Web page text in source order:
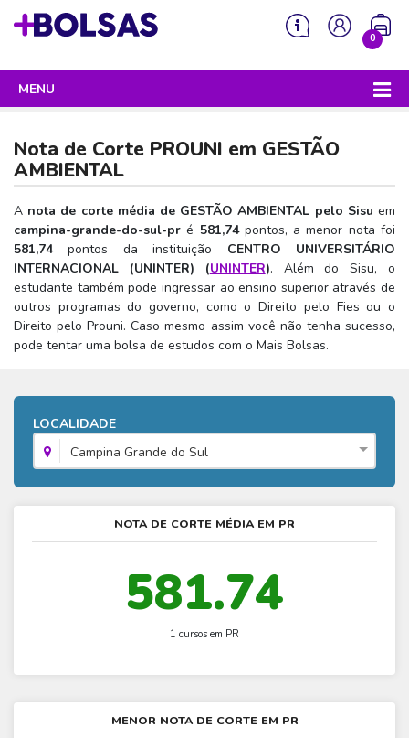
0
Sua mochila está vazia!
MENU
ENEM
Enem 2026 - Tudo o que você precisa saber
Enem – O que é
Enem – Quem pode fazer
Enem – Para que serve
Enem – Como se preparar
Enem – Cartilha redação
Hora do Enem – O que é
Enem – Gabarito oficial
SISU
Sisu 2026 – Tudo o que você precisa saber
SISU – O que é
SISU – Quem pode participar
SISU – Como se inscrever
SISU – Universidades participantes
SISU - Simulador
PROUNI
Prouni 2026 – Tudo o que você precisa saber
Prouni – O que é
Prouni – Quem pode participar
Prouni – Lista de espera
Prouni - Universidades participantes
Prouni – Simulador
FIES
Fies e P-Fies 2026 – Tudo o que você precisa saber
Fies – O que é
Fies – Como fazer a inscrição
Fies e Prouni – Diferença
Fies - Simulador
PRONATEC
SISUTEC
ENARE
Nota de Corte PROUNI em GESTÃO
AMBIENTAL
A nota de corte média de GESTÃO AMBIENTAL pelo Sisu em
campina-grande-do-sul-pr é 581,74pontos, a menor nota foi
581,74pontos da instituição CENTRO UNIVERSITÁRIO
INTERNACIONAL (UNINTER) (UNINTER). Além do Sisu, o
estudante também pode ingressar ao ensino superior através de
outros programas do governo, como o Direito pelo Fies ou o
Direito pelo Prouni. Caso mesmo assim você não tenha sucesso,
pode tentar uma bolsa de estudos com o Mais Bolsas.
LOCALIDADE
Campina Grande do Sul
NOTA DE CORTE MÉDIA EM PR
581.74
1 cursos em PR
MENOR NOTA DE CORTE EM PR